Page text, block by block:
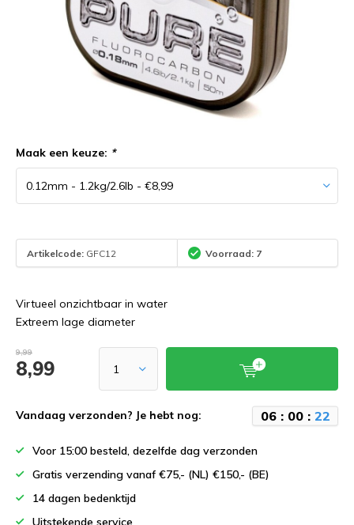
Maak een keuze: *
Artikelcode: GFC12 Voorraad: 7
Virtueel onzichtbaar in water
Extreem lage diameter
9,99
8,99
Vandaag verzonden? Je hebt nog: 06: 00: 22
Voor 15:00 besteld, dezelfde dag verzonden
Gratis verzending vanaf €75,- (NL) €150,- (BE)
14 dagen bedenktijd
Uitstekende service